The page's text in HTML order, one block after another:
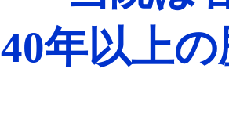
40年以上